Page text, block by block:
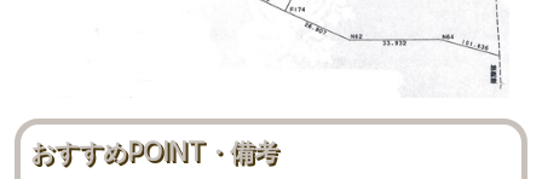
おすすめPOINT・備考